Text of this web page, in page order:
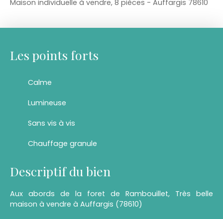
Maison individuelle à vendre, 8 pièces - Auffargis 78610
Les points forts
Calme
Lumineuse
Sans vis à vis
Chauffage granule
Descriptif du bien
Aux abords de la foret de Rambouillet, Très belle
maison à vendre à Auffargis (78610)